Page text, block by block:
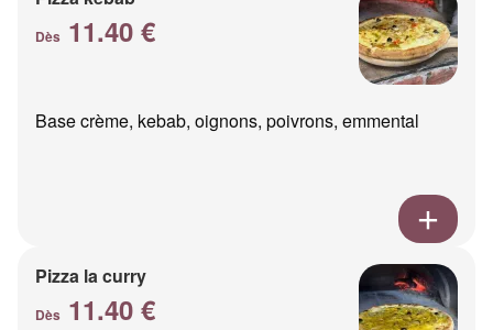
Dès 11.40 €
Base crème, kebab, oignons, poivrons, emmental
Pizza la curry
Dès 11.40 €